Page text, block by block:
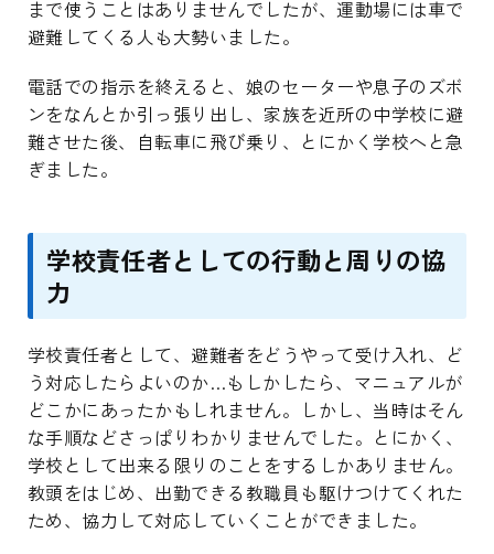
まで使うことはありませんでしたが、運動場には車で
避難してくる人も大勢いました。
電話での指示を終えると、娘のセーターや息子のズボ
ンをなんとか引っ張り出し、家族を近所の中学校に避
難させた後、自転車に飛び乗り、とにかく学校へと急
ぎました。
学校責任者としての行動と周りの協
力
学校責任者として、避難者をどうやって受け入れ、ど
う対応したらよいのか…もしかしたら、マニュアルが
どこかにあったかもしれません。しかし、当時はそん
な手順などさっぱりわかりませんでした。とにかく、
学校として出来る限りのことをするしかありません。
教頭をはじめ、出勤できる教職員も駆けつけてくれた
ため、協力して対応していくことができました。